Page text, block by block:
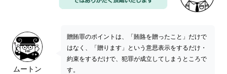
ムートン
贈賄罪のポイントは、「賄賂を贈ったこと」だけで
はなく、「贈ります」という意思表示をするだけ・
約束をするだけで、犯罪が成立してしまうところで
す。